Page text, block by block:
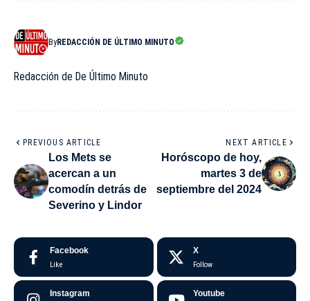
ByREDACCIÓN DE ÚLTIMO MINUTO
Redacción de De Último Minuto
PREVIOUS ARTICLE
Los Mets se
acercan a un
comodín detrás de
Severino y Lindor
NEXT ARTICLE
Horóscopo de hoy,
martes 3 de
septiembre del 2024
Facebook
Like
X
Follow
Instagram Youtube